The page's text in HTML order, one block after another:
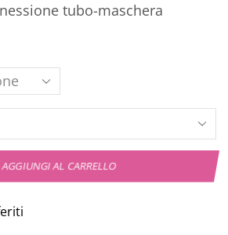
tubo-maschera
AGGIUNGI AL CARRELLO